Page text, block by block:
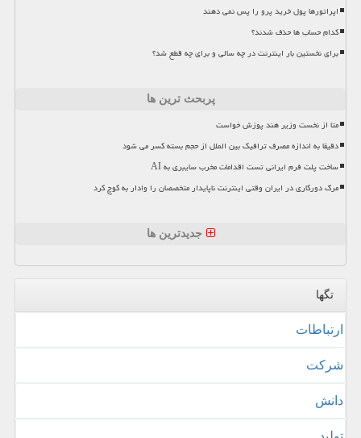
اپراتورها پول خرید پرو را پس نمی دهند
کدام حساب ها حذف شدند؟
برای نخستین بار اینترنت در چه سالی و برای چه قطع شد؟
پربحث ترین ها
متا از نخست وزیر هند پوزش خواست
دقیقا به اندازه مصرف ترافیک بین الملل از حجم بسته کسر می شود
ساخت پلت فرم ایرانی تست اقدامات مخرب سایبری به AI
مرگ دورکاری در ایران وقتی اینترنت ناپایدار متخصصان را وادار به کوچ کرد
جدیدترین ها
تگها
ارتباطات
شركت
دانش